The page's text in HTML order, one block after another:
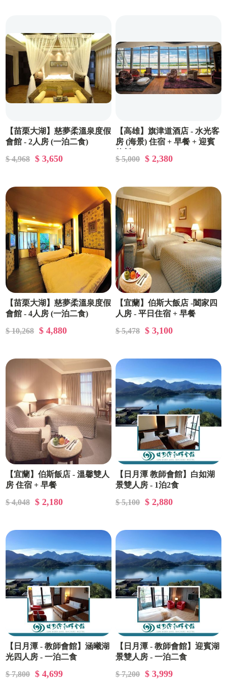
【苗栗大湖】慈夢柔溫泉度假
會館 - 2人房 (一泊二食)
$ 4,968
$ 3,650
【高雄】旗津道酒店 - 水光客
房 (海景) 住宿 + 早餐 + 迎賓
$ 5,000 $ 2,380
【苗栗大湖】慈夢柔溫泉度假
會館 - 4人房 (一泊二食)
$ 10,268
$ 4,880
【宜蘭】伯斯大飯店 -闔家四
人房 - 平日住宿 + 早餐
$ 5,478
$ 3,100
【宜蘭】伯斯飯店 - 溫馨雙人
房 住宿 + 早餐
$ 4,048
$ 2,180
【日月潭 教師會館】白如湖
景雙人房 - 1泊2食
$ 5,100
$ 2,880
【日月潭 - 教師會館】涵曦湖
光四人房 - 一泊二食
$ 7,800
$ 4,699
【日月潭 - 教師會館】迎賓湖
景雙人房 - 一泊二食
$ 7,200
$ 3,999